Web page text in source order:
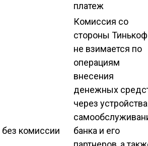
платеж
без комиссии
Комиссия со
стороны
не взимается по
операциям
внесения
денежных
через устройства
банка и его